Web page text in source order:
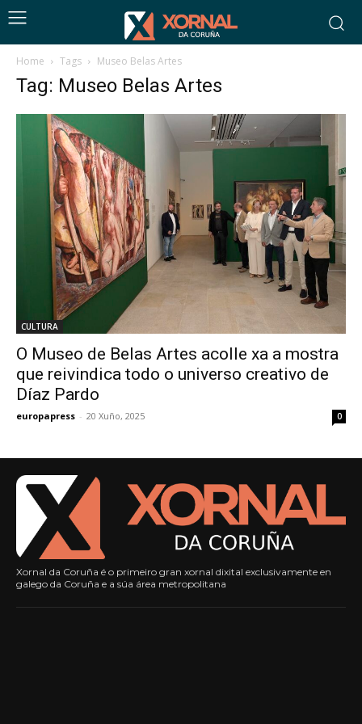
Home Tags Museo Belas Artes
Tag: Museo Belas Artes
CULTURA
O Museo de Belas Artes acolle xa a mostra
que reivindica todo o universo creativo de
Díaz Pardo
europapress - 20 Xuño, 2025 0
Xornal da Coruña é o primeiro gran xornal dixital exclusivamente en
galego da Coruña e a súa área metropolitana